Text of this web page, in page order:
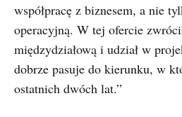
współpracę z biznesem, a nie
operacyjną. W tej ofercie
międzydziałową i udział w
dobrze pasuje do kierunku, w
ostatnich dwóch lat.”